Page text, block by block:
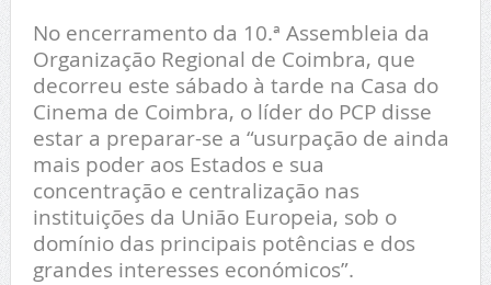
No encerramento da 10.ª Assembleia da
Organização Regional de Coimbra, que
decorreu este sábado à tarde na Casa do
Cinema de Coimbra, o líder do PCP disse
estar a preparar-se a “usurpação de ainda
mais poder aos Estados e sua
concentração e centralização nas
instituições da União Europeia, sob o
domínio das principais potências e dos
grandes interesses económicos”.